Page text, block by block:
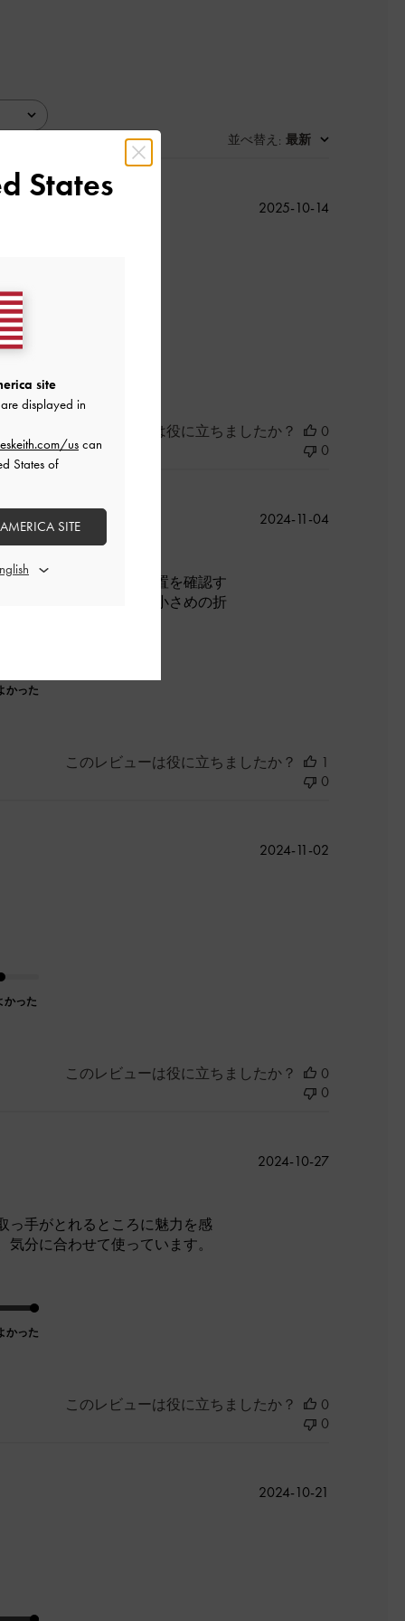
並べ替え : 最新
公
2025-10-14
このレビューは役に立ちましたか？
0
0
口部のマグネットは位置を確認す
広くなる作りのため、小さめの折
かった
公
2024-11-04
このレビューは役に立ちましたか？
1
0
かった
公
2024-11-02
このレビューは役に立ちましたか？
0
0
っ手がとれるところに魅力を感
分に合わせて使っています。
かった
公
2024-10-27
このレビューは役に立ちましたか？
0
0
2024-10-21
States
site
displayed in
uscan
States of
SITE